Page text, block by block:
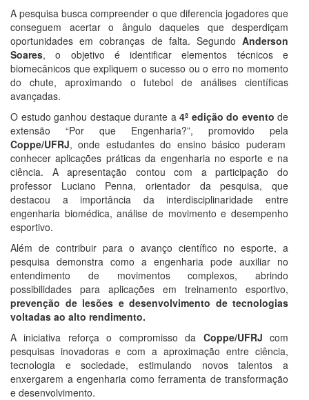
A pesquisa busca compreender o que diferencia jogadores que
conseguem acertar o ângulo daqueles que desperdiçam
oportunidades em cobranças de falta. Segundo Anderson
Soares, o objetivo é identificar elementos técnicos e
biomecânicos que expliquem o sucesso ou o erro no momento
do chute, aproximando o futebol de análises científicas
avançadas.
O estudo ganhou destaque durante a4ª edição do evento de
extensão “Por que Engenharia?”, promovido pela
Coppe/UFRJ, onde estudantes do ensino básico puderam
conhecer aplicações práticas da engenharia no esporte e na
ciência. A apresentação contou com a participação do
professor Luciano Penna, orientador da pesquisa, que
destacou a importância da interdisciplinaridade entre
engenharia biomédica, análise de movimento e desempenho
esportivo.
Além de contribuir para o avanço científico no esporte, a
pesquisa demonstra como a engenharia pode auxiliar no
entendimento de movimentos complexos, abrindo
possibilidades para aplicações em treinamento esportivo,
prevenção de lesões e desenvolvimento de tecnologias
voltadas ao alto rendimento.
A iniciativa reforça o compromisso da Coppe/UFRJ com
pesquisas inovadoras e com a aproximação entre ciência,
tecnologia e sociedade, estimulando novos talentos a
enxergarem a engenharia como ferramenta de transformação
e desenvolvimento.